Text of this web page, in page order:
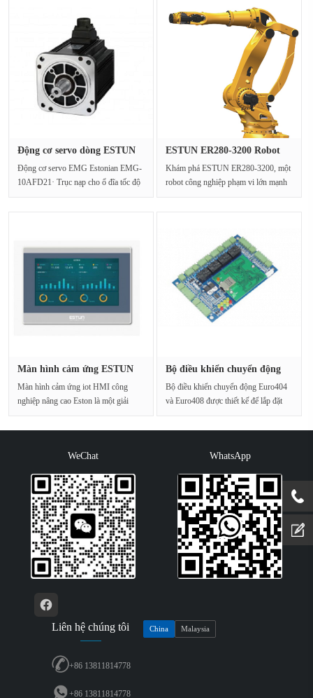
Động cơ servo dòng ESTUN
Động cơ servo EMG Estonian EMG-
10AFD21· Trục nạp cho ổ đĩa tốc độ
ESTUN ER280-3200 Robot
Khám phá ESTUN ER280-3200, một
robot công nghiệp phạm vi lớn mạnh
Màn hình cảm ứng ESTUN
Màn hình cảm ứng iot HMI công
nghiệp nâng cao Eston là một giải
Bộ điều khiển chuyển động
Bộ điều khiển chuyển động Euro404
và Euro408 được thiết kế để lắp đặt
WeChat WhatsApp
Liên hệ chúng tôi China Malaysia
+86 13811814778
+86 13811814778